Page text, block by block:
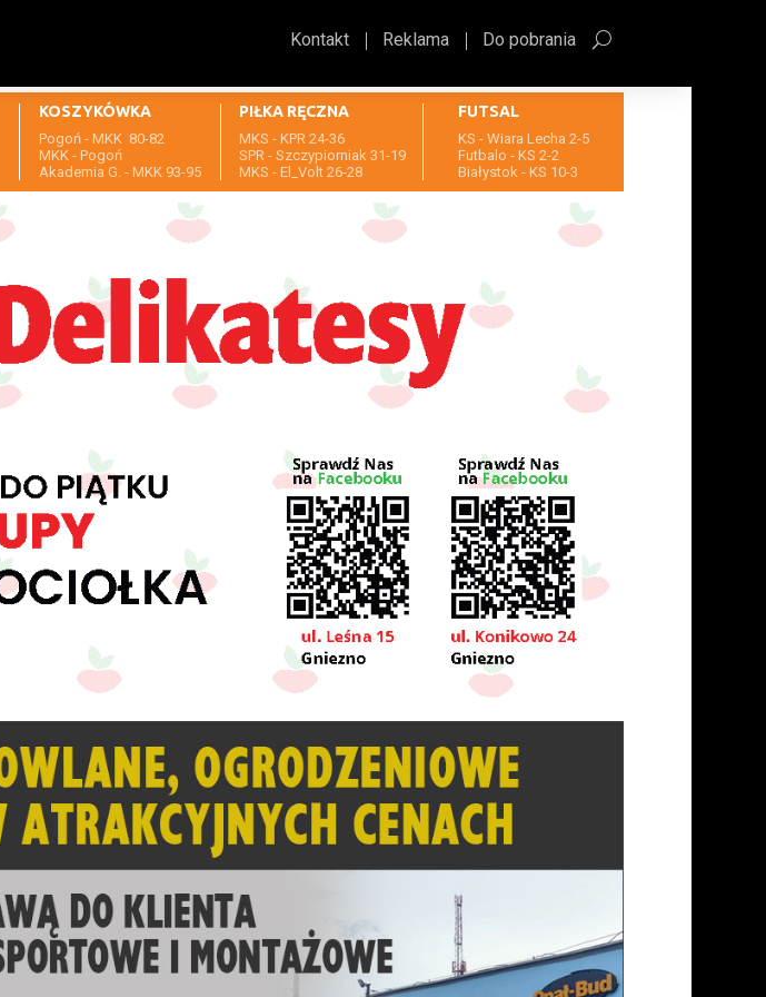
Kontakt Reklama Do pobrania
KOSZYKÓWKA
Pogoń - MKK 80-82
MKK - Pogoń
Akademia G. - MKK 93-95
PIŁKA RĘCZNA
MKS - KPR 24-36
SPR - Szczypiorniak 31-19
MKS - El_Volt 26-28
FUTSAL
KS - Wiara Lecha 2-5
Futbalo - KS 2-2
Białystok - KS 10-3